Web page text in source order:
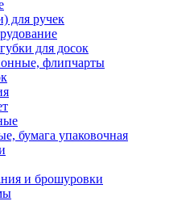
для ручек
для досок
флипчарты
бумага упаковочная
и брошуровки